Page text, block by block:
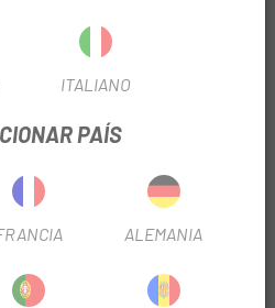
ITALIANO
PAÍS
ALEMANIA